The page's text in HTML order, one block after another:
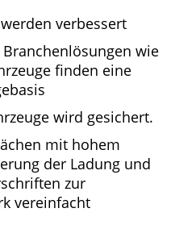
verbessert
wie
finden eine
wird gesichert.
mit hohem
der Ladung und
zur
vereinfacht